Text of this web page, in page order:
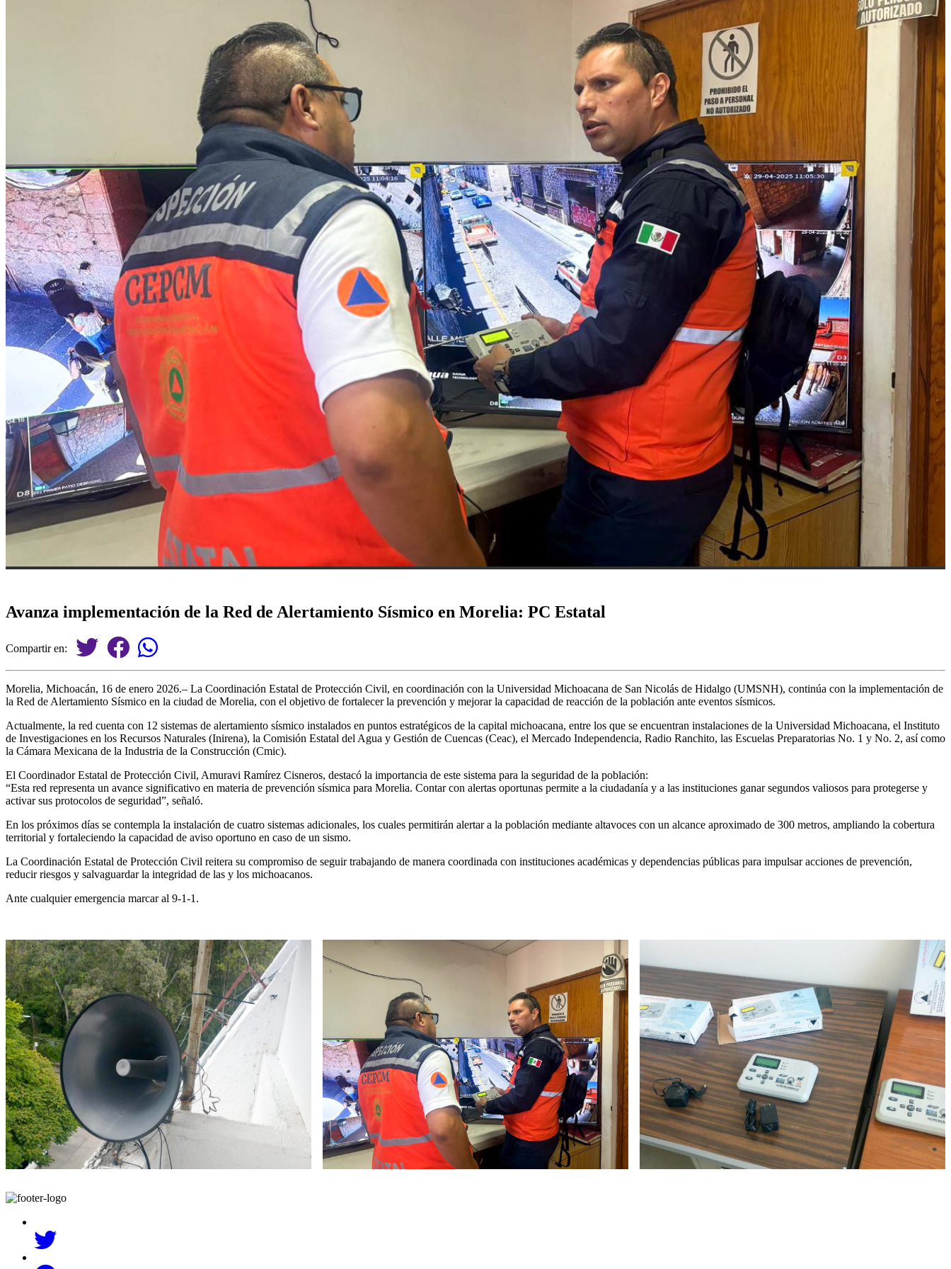
Avanza implementación de la Red de Alertamiento Sísmico en Morelia: PC Estatal
Compartir en:
Morelia, Michoacán, 16 de enero 2026.– La Coordinación Estatal de Protección Civil, en coordinación con la Universidad Michoacana de San Nicolás de Hidalgo (UMSNH), continúa con la implementación de
la Red de Alertamiento Sísmico en la ciudad de Morelia, con el objetivo de fortalecer la prevención y mejorar la capacidad de reacción de la población ante eventos sísmicos.
Actualmente, la red cuenta con 12 sistemas de alertamiento sísmico instalados en puntos estratégicos de la capital michoacana, entre los que se encuentran instalaciones de la Universidad Michoacana, el Instituto
de Investigaciones en los Recursos Naturales (Inirena), la Comisión Estatal del Agua y Gestión de Cuencas (Ceac), el Mercado Independencia, Radio Ranchito, las Escuelas Preparatorias No. 1 y No. 2, así como
la Cámara Mexicana de la Industria de la Construcción (Cmic).
El Coordinador Estatal de Protección Civil, Amuravi Ramírez Cisneros, destacó la importancia de este sistema para la seguridad de la población:
“Esta red representa un avance significativo en materia de prevención sísmica para Morelia. Contar con alertas oportunas permite a la ciudadanía y a las instituciones ganar segundos valiosos para protegerse y
activar sus protocolos de seguridad”, señaló.
En los próximos días se contempla la instalación de cuatro sistemas adicionales, los cuales permitirán alertar a la población mediante altavoces con un alcance aproximado de 300 metros, ampliando la cobertura
territorial y fortaleciendo la capacidad de aviso oportuno en caso de un sismo.
La Coordinación Estatal de Protección Civil reitera su compromiso de seguir trabajando de manera coordinada con instituciones académicas y dependencias públicas para impulsar acciones de prevención,
reducir riesgos y salvaguardar la integridad de las y los michoacanos.
Ante cualquier emergencia marcar al 9-1-1.